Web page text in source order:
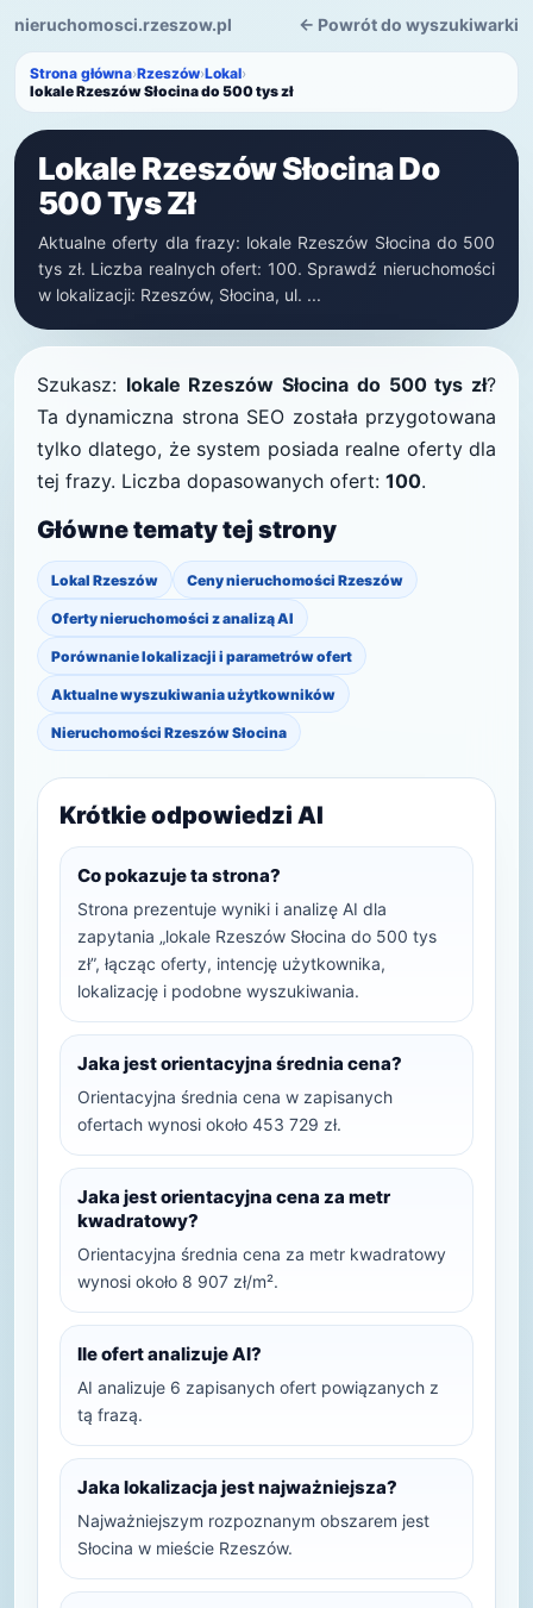
nieruchomosci.rzeszow.pl ← Powrót do wyszukiwarki
Strona główna›Rzeszów›Lokal›
lokale Rzeszów Słocina do 500 tys zł
Lokale Rzeszów Słocina Do
500 Tys Zł
Aktualne oferty dla frazy: lokale Rzeszów Słocina do 500
tys zł. Liczba realnych ofert: 100. Sprawdź nieruchomości
w lokalizacji: Rzeszów, Słocina, ul. ...
Szukasz: lokale Rzeszów Słocina do 500 tys zł?
Ta dynamiczna strona SEO została przygotowana
tylko dlatego, że system posiada realne oferty dla
tej frazy. Liczba dopasowanych ofert: 100.
Główne tematy tej strony
Lokal Rzeszów Ceny nieruchomości Rzeszów
Oferty nieruchomości z analizą AI
Porównanie lokalizacji i parametrów ofert
Aktualne wyszukiwania użytkowników
Nieruchomości Rzeszów Słocina
Krótkie odpowiedzi AI
Co pokazuje ta strona?
Strona prezentuje wyniki i analizę AI dla
zapytania „lokale Rzeszów Słocina do 500 tys
zł”, łącząc oferty, intencję użytkownika,
lokalizację i podobne wyszukiwania.
Jaka jest orientacyjna średnia cena?
Orientacyjna średnia cena w zapisanych
ofertach wynosi około 453 729 zł.
Jaka jest orientacyjna cena za metr
kwadratowy?
Orientacyjna średnia cena za metr kwadratowy
wynosi około 8 907 zł/m².
Ile ofert analizuje AI?
AI analizuje 6 zapisanych ofert powiązanych z
tą frazą.
Jaka lokalizacja jest najważniejsza?
Najważniejszym rozpoznanym obszarem jest
Słocina w mieście Rzeszów.